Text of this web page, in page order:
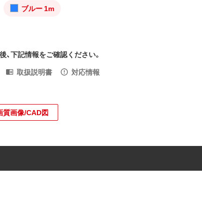
ブルー 1m
下記情報をご確認ください。
取扱説明書
対応情報
質画像/CAD図